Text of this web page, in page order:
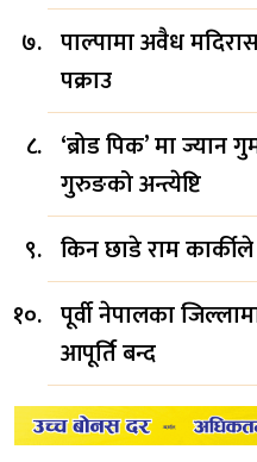
पाल्पामा अवैध
पक्राउ
‘ब्रोड पिक’ मा ज्यान
गुरुङको अन्त्येष्टि
किन छाडे राम
पूर्वी नेपालका
आपूर्ति बन्द